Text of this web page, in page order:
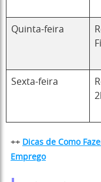
Quinta-feira
Sexta-feira
++ Dicas de Como
Emprego